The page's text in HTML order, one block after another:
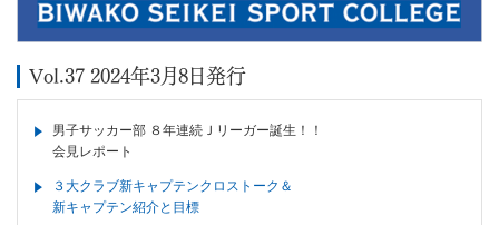
Vol.37 2024年3月8日発行
男子サッカー部 ８年連続Ｊリーガー誕生！！
会見レポート
３大クラブ新キャプテンクロストーク＆
新キャプテン紹介と目標